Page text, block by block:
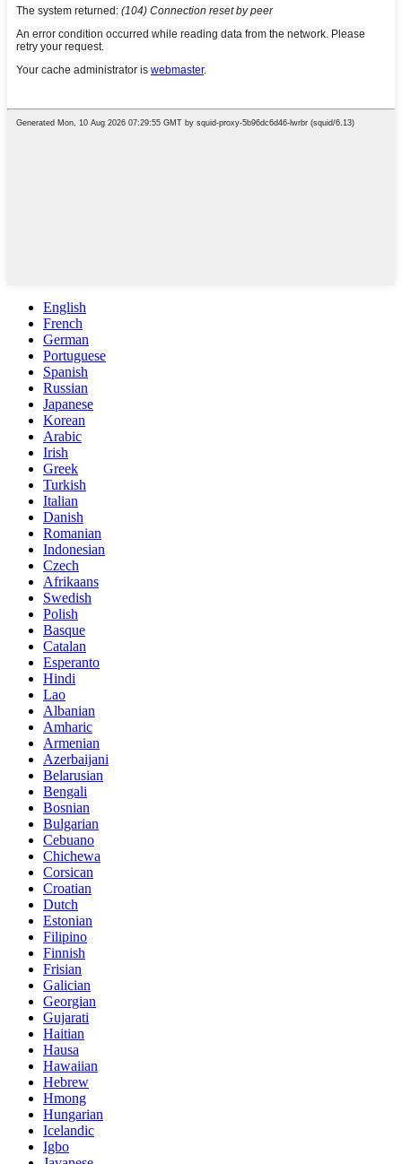
English
French
German
Portuguese
Spanish
Russian
Japanese
Korean
Arabic
Irish
Greek
Turkish
Italian
Danish
Romanian
Indonesian
Czech
Afrikaans
Swedish
Polish
Basque
Catalan
Esperanto
Hindi
Lao
Albanian
Amharic
Armenian
Azerbaijani
Belarusian
Bengali
Bosnian
Bulgarian
Cebuano
Chichewa
Corsican
Croatian
Dutch
Estonian
Filipino
Finnish
Frisian
Galician
Georgian
Gujarati
Haitian
Hausa
Hawaiian
Hebrew
Hmong
Hungarian
Icelandic
Igbo